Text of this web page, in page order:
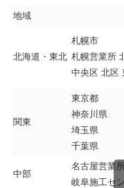
地域
北海道・東北
札幌市
札幌営業所
中央区 北区
関東
東京都
神奈川県
埼玉県
千葉県
中部
名古屋営業
岐阜施工セ